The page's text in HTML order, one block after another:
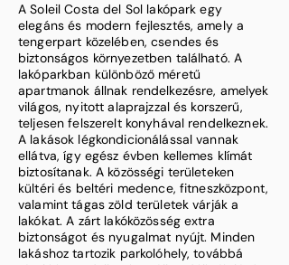
A Soleil Costa del Sol lakópark egy
elegáns és modern fejlesztés, amely a
tengerpart közelében, csendes és
biztonságos környezetben található. A
lakóparkban különböző méretű
apartmanok állnak rendelkezésre, amelyek
világos, nyitott alaprajzzal és korszerű,
teljesen felszerelt konyhával rendelkeznek.
A lakások légkondicionálással vannak
ellátva, így egész évben kellemes klímát
biztosítanak. A közösségi területeken
kültéri és beltéri medence, fitneszközpont,
valamint tágas zöld területek várják a
lakókat. A zárt lakóközösség extra
biztonságot és nyugalmat nyújt. Minden
lakáshoz tartozik parkolóhely, továbbá